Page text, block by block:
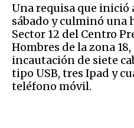
Una requisa que inició
sábado y culminó una
Sector 12 del Centro
Hombres de la zona
incautación de siete
tipo USB, tres Ipad y
teléfono móvil.